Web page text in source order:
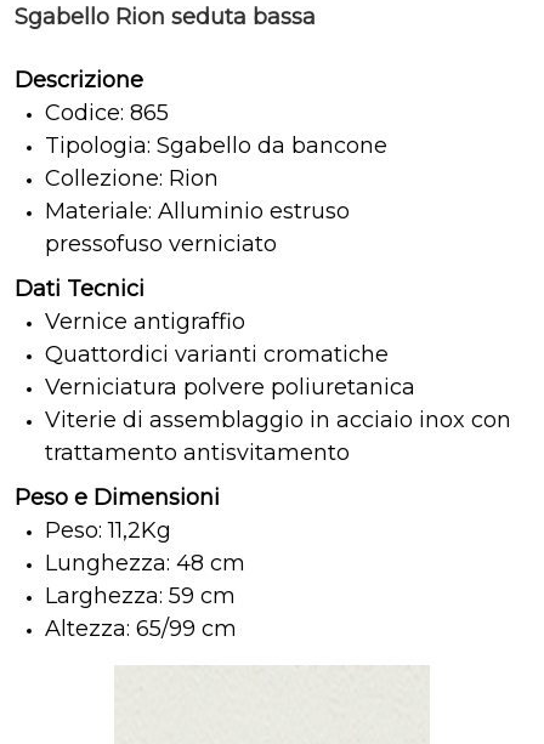
Sgabello Rion seduta bassa
Descrizione
Codice: 865
Tipologia: Sgabello da bancone
Collezione: Rion
Materiale: Alluminio estruso
pressofuso verniciato
Dati Tecnici
Vernice antigraffio
Quattordici varianti cromatiche
Verniciatura polvere poliuretanica
Viterie di assemblaggio in acciaio inox con
trattamento antisvitamento
Peso e Dimensioni
Peso: 11,2Kg
Lunghezza: 48 cm
Larghezza: 59 cm
Altezza: 65/99 cm